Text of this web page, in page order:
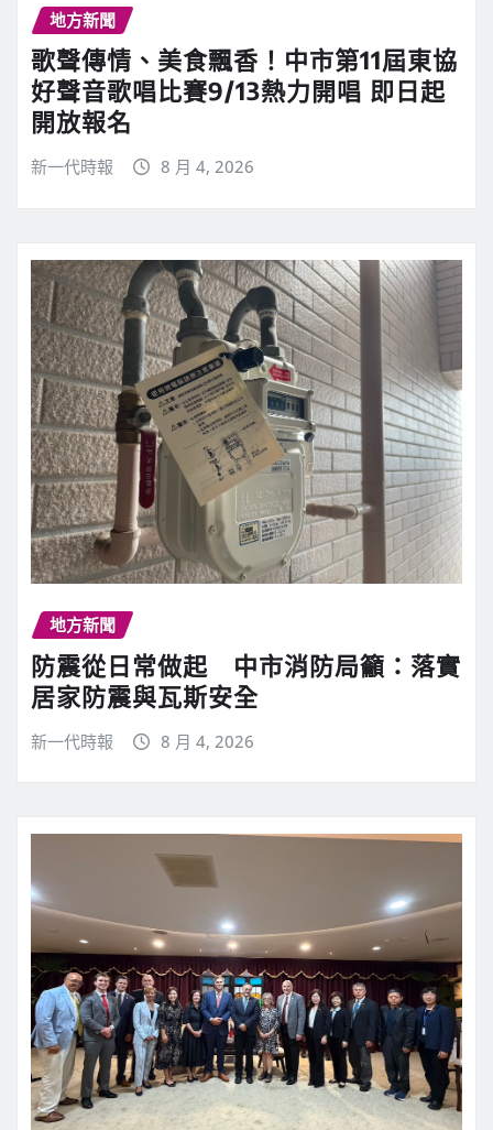
地方新聞
歌聲傳情、美食飄香！中市第11屆東協
好聲音歌唱比賽9/13熱力開唱 即日起
開放報名
新一代時報 8 月 4, 2026
地方新聞
防震從日常做起 中市消防局籲：落實
居家防震與瓦斯安全
新一代時報 8 月 4, 2026